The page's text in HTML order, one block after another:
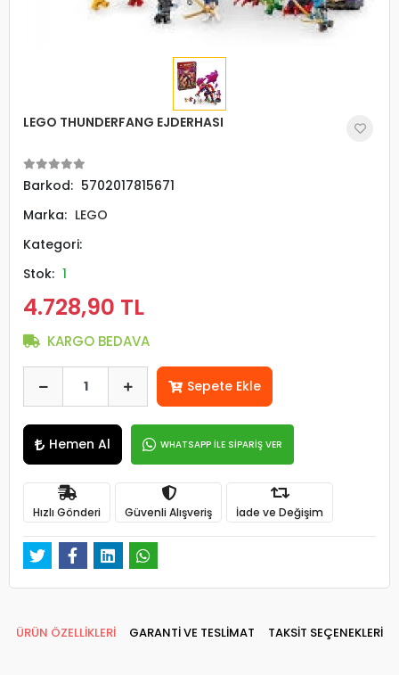
LEGO THUNDERFANG EJDERHASI
Barkod: 5702017815671
Marka: LEGO
Kategori:
Stok: 1
4.728,90 TL
KARGO BEDAVA
Sepete Ekle
Hemen Al WHATSAPP İLE SİPARİŞ VER
Hızlı Gönderi Güvenli Alışveriş İade ve Değişim
ÜRÜN ÖZELLİKLERİ GARANTİ VE TESLİMAT TAKSİT SEÇENEKLERİ